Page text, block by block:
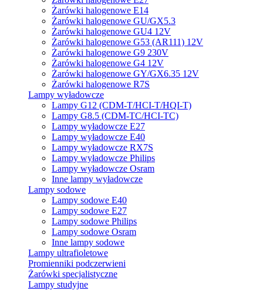
Żarówki halogenowe E14
Żarówki halogenowe GU/GX5.3
Żarówki halogenowe GU4 12V
Żarówki halogenowe G53 (AR111) 12V
Żarówki halogenowe G9 230V
Żarówki halogenowe G4 12V
Żarówki halogenowe GY/GX6.35 12V
Żarówki halogenowe R7S
Lampy wyładowcze
Lampy G12 (CDM-T/HCI-T/HQI-T)
Lampy G8.5 (CDM-TC/HCI-TC)
Lampy wyładowcze E27
Lampy wyładowcze E40
Lampy wyładowcze RX7S
Lampy wyładowcze Philips
Lampy wyładowcze Osram
Inne lampy wyładowcze
Lampy sodowe
Lampy sodowe E40
Lampy sodowe E27
Lampy sodowe Philips
Lampy sodowe Osram
Inne lampy sodowe
Lampy ultrafioletowe
Promienniki podczerwieni
Żarówki specjalistyczne
Lampy studyjne